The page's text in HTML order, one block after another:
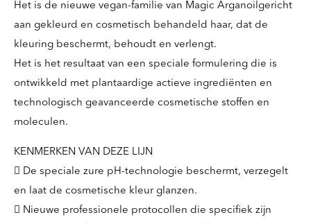
Het is de nieuwe vegan-familie van Magic Arganoilgericht
aan gekleurd en cosmetisch behandeld haar, dat de
kleuring beschermt, behoudt en verlengt.
Het is het resultaat van een speciale formulering die is
ontwikkeld met plantaardige actieve ingrediënten en
technologisch geavanceerde cosmetische stoffen en
moleculen.
KENMERKEN VAN DEZE LIJN
 De speciale zure pH-technologie beschermt, verzegelt
en laat de cosmetische kleur glanzen.
 Nieuwe professionele protocollen die specifiek zijn